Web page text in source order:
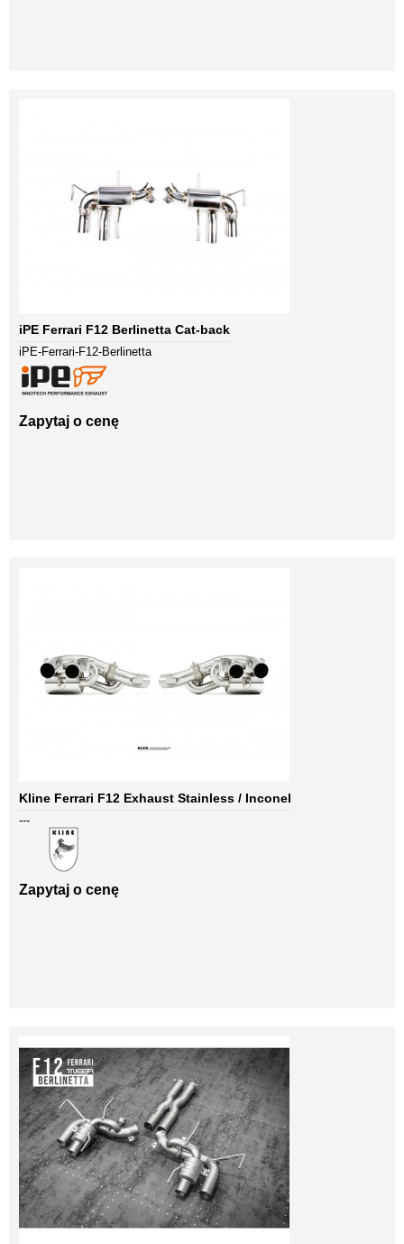
iPE Ferrari F12 Berlinetta Cat-back
iPE-Ferrari-F12-Berlinetta
Zapytaj o cenę
Kline Ferrari F12 Exhaust Stainless / Inconel
---
Zapytaj o cenę